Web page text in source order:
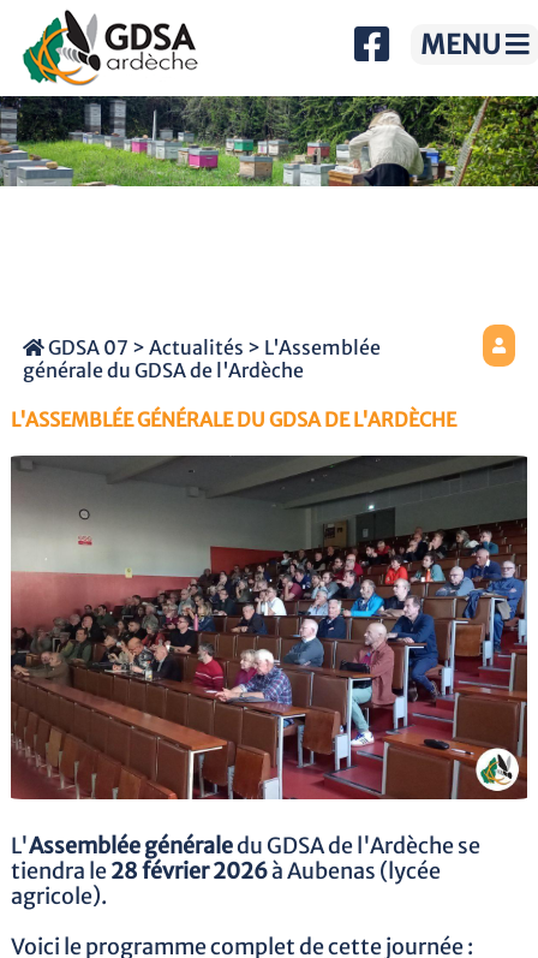
MENU
GDSA 07 > Actualités > L'Assemblée
générale du GDSA de l'Ardèche
L'ASSEMBLÉE GÉNÉRALE DU GDSA DE L'ARDÈCHE
L'Assemblée généraledu GDSA de l'Ardèche se
tiendra le28 février 2026à Aubenas (lycée
agricole).
Voici le programme complet de cette journée :